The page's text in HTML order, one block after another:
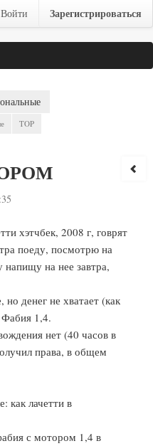
Войти Зарегистрироваться
TOP
хэтчбек, 2008 г, говрят
поеду, посмотрю на
напищу на нее завтра,
денег не хватает (как
Фабия 1,4.
нет (40 часов в
права, в общем
как лачетти в
с мотором 1,4 в